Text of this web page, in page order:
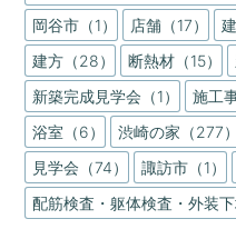
岡谷市（1）
店舗（17）
建方（28）
断熱材（15）
新築完成見学会（1）
施工
浴室（6）
渋崎の家（277）
見学会（74）
諏訪市（1）
配筋検査・躯体検査・外装下